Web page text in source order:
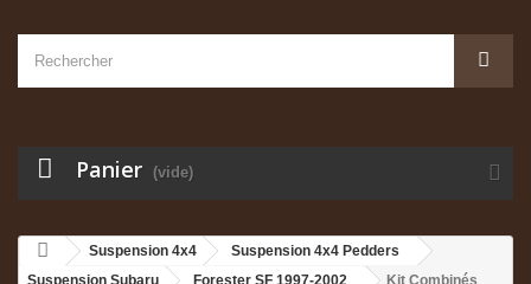
Panier (vide)
Suspension 4x4
Suspension 4x4 Pedders
Suspension Subaru
Forester SF 1997-2002
Kit Combinés